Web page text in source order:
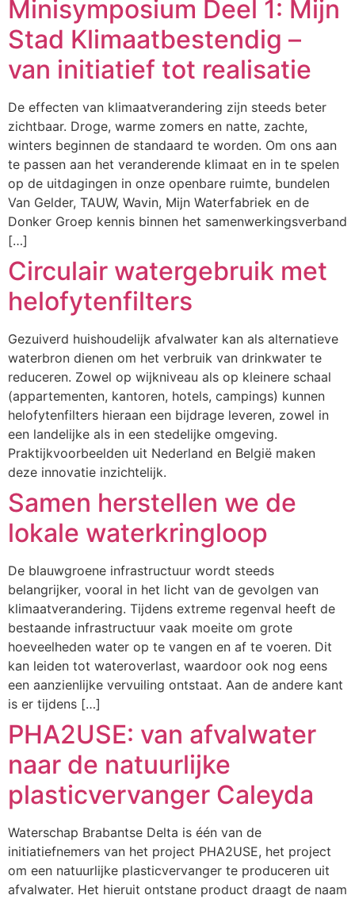
Minisymposium Deel 1: Mijn
Stad Klimaatbestendig –
van initiatief tot realisatie
De effecten van klimaatverandering zijn steeds beter
zichtbaar. Droge, warme zomers en natte, zachte,
winters beginnen de standaard te worden. Om ons aan
te passen aan het veranderende klimaat en in te spelen
op de uitdagingen in onze openbare ruimte, bundelen
Van Gelder, TAUW, Wavin, Mijn Waterfabriek en de
Donker Groep kennis binnen het samenwerkingsverband
[…]
Circulair watergebruik met
helofytenfilters
Gezuiverd huishoudelijk afvalwater kan als alternatieve
waterbron dienen om het verbruik van drinkwater te
reduceren. Zowel op wijkniveau als op kleinere schaal
(appartementen, kantoren, hotels, campings) kunnen
helofytenfilters hieraan een bijdrage leveren, zowel in
een landelijke als in een stedelijke omgeving.
Praktijkvoorbeelden uit Nederland en België maken
deze innovatie inzichtelijk.
Samen herstellen we de
lokale waterkringloop
De blauwgroene infrastructuur wordt steeds
belangrijker, vooral in het licht van de gevolgen van
klimaatverandering. Tijdens extreme regenval heeft de
bestaande infrastructuur vaak moeite om grote
hoeveelheden water op te vangen en af te voeren. Dit
kan leiden tot wateroverlast, waardoor ook nog eens
een aanzienlijke vervuiling ontstaat. Aan de andere kant
is er tijdens […]
PHA2USE: van afvalwater
naar de natuurlijke
plasticvervanger Caleyda
Waterschap Brabantse Delta is één van de
initiatiefnemers van het project PHA2USE, het project
om een natuurlijke plasticvervanger te produceren uit
afvalwater. Het hieruit ontstane product draagt de naam